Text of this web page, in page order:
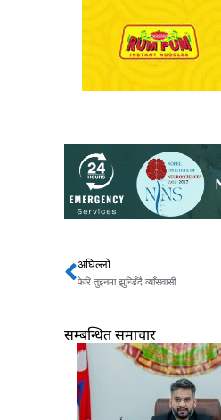
Prev
अघिल्लो
फेरि तुइनमा झुन्डिँदै व्याँसवासी
सम्बन्धित समाचार